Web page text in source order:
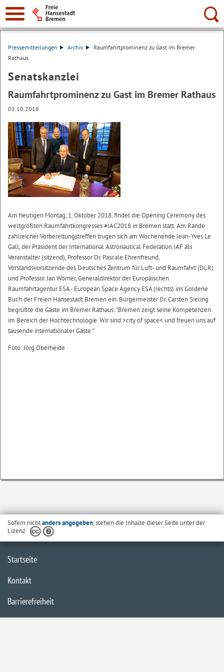
Suche:
Pressemitteilungen Archiv
Raumfahrtprominenz zu Gast im Bremer
Rathaus
Senatskanzlei
Raumfahrtprominenz zu Gast im Bremer Rathaus
01.10.2018
Am heutigen Montag, 1. Oktober 2018, findet die Opening Ceremony des
weltgrößten Raumfahrtkongresses #IAC2018 in Bremen statt. Am Rande
zahlreicher Vorbereitungstreffen trugen sich am Wochenende Jean-Yves Le
Gall, der Präsident der International Astronautical Federation IAF als
Veranstalter (sitzend), Professor Dr. Pascale Ehrenfreund,
Vorstandsvorsitzende des Deutsches Zentrum für Luft- und Raumfahrt (DLR)
und Professor Jan Wörner, Generaldirektor der Europäischen
Raumfahrtagentur ESA - European Space Agency ESA (rechts) ins Goldene
Buch der Freien Hansestadt Bremen ein. Bürgermeister Dr. Carsten Sieling
begrüßte die Gäste im Bremer Rathaus: "Bremen zeigt seine Kompetenzen
im Bereich der Hochtechnologie. Wir sind >city of space< und freuen uns auf
tausende internationaler Gäste."
Foto: Jörg Oberheide
Sofern nichtanders angegeben, stehen die Inhalte dieser Seite unter der
Lizenz
Startseite
Kontakt
Barrierefreiheit